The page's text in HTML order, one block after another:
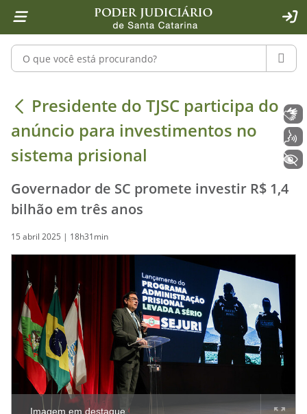
1 Ir para o conteúdo
2 Ir para a ferramenta de acessibilidade - Rybená
4 Ir para o menu principal
5 Ir para a pesquisa
6 Ir para o rodapé
7 Ir para a página inicial
Pesquisar no portal
Presidente do TJSC participa do
Presidente do TJSC participa do
anúncio para investimentos no
sistema prisional
Governador de SC promete investir R$ 1,4
bilhão em três anos
15 abril 2025 | 18h31min
Imagem em destaque
Libras
Voz